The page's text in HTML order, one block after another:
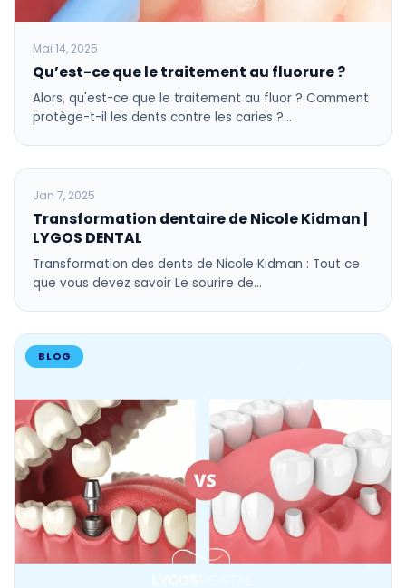
Mai 14, 2025
Qu’est-ce que le traitement au fluorure ?
Alors, qu'est-ce que le traitement au fluor ? Comment
protège-t-il les dents contre les caries ?…
BLOG
Jan 7, 2025
Transformation dentaire de Nicole Kidman |
LYGOS DENTAL
Transformation des dents de Nicole Kidman : Tout ce
que vous devez savoir Le sourire de…
BLOG